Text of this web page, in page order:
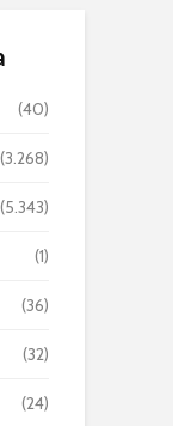
(40)
(3.268)
(5.343)
(1)
(36)
(32)
(24)